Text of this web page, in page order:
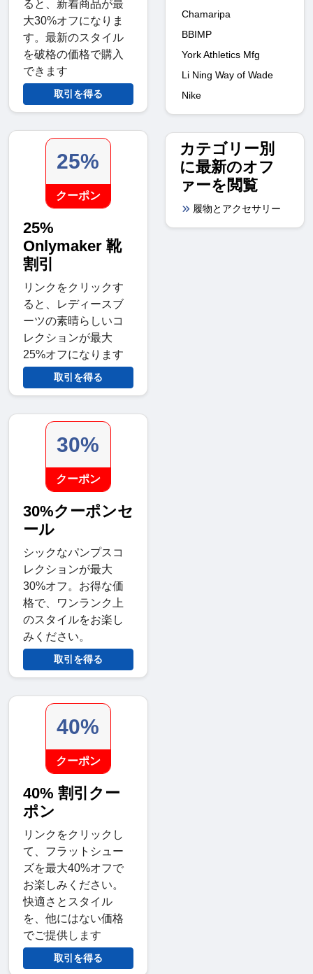
ると、新着商品が最
大30%オフになりま
す。最新のスタイル
を破格の価格で購入
できます
取引を得る
25%
クーポン
25%
Onlymaker 靴
割引
リンクをクリックす
ると、レディースブ
ーツの素晴らしいコ
レクションが最大
25%オフになります
取引を得る
30%
クーポン
30%クーポンセ
ール
シックなパンプスコ
レクションが最大
30%オフ。お得な価
格で、ワンランク上
のスタイルをお楽し
みください。
取引を得る
40%
クーポン
40% 割引クー
ポン
リンクをクリックし
て、フラットシュー
ズを最大40%オフで
お楽しみください。
快適さとスタイル
を、他にはない価格
でご提供します
取引を得る
Chamaripa
BBIMP
York Athletics Mfg
Li Ning Way of Wade
Nike
カテゴリー別
に最新のオフ
ァーを閲覧
履物とアクセサリー